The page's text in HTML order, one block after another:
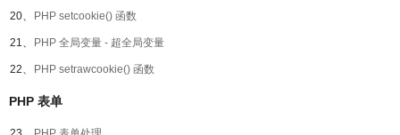
20、 PHP setcookie() 函数
21、 PHP 全局变量 - 超全局变量
22、 PHP setrawcookie() 函数
PHP 表单